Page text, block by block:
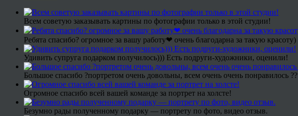
Всем советую заказывать картины по фотографии только в этой студии!
Ребята спасибо? огромное за вашу работу❤ очень благодарна за такую красоту)
Удивить супруга подарком получилось))) Есть подруги-художники, оценили!
Большое спасибо ?портретом очень довольны, всем очень очень понравилось ??
Огромное спасибо всей вашей команде за портрет на холсте!
Безумно рады полученному подарку — портрету по фото, видео отзыв.